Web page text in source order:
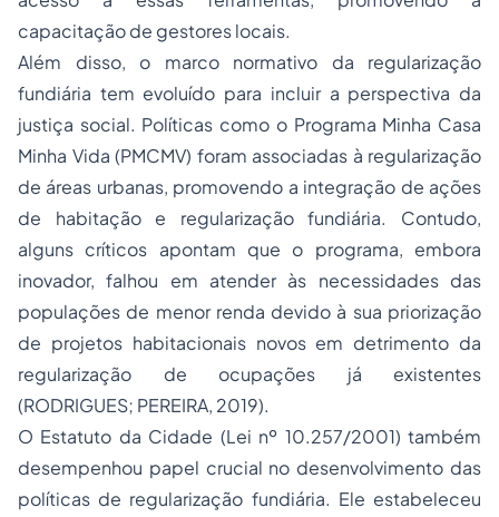
capacitação de gestores locais.
Além disso, o marco normativo da regularização
fundiária tem evoluído para incluir a perspectiva da
justiça social. Políticas como o Programa Minha Casa
Minha Vida (PMCMV) foram associadas à regularização
de áreas urbanas, promovendo a integração de ações
de habitação e regularização fundiária. Contudo,
alguns críticos apontam que o programa, embora
inovador, falhou em atender às necessidades das
populações de menor renda devido à sua priorização
de projetos habitacionais novos em detrimento da
regularização de ocupações já existentes
(RODRIGUES; PEREIRA, 2019).
O Estatuto da Cidade (Lei nº 10.257/2001) também
desempenhou papel crucial no desenvolvimento das
políticas de regularização fundiária. Ele estabeleceu